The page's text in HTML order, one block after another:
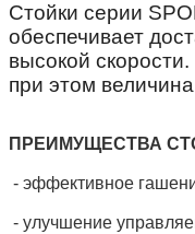
Стойки серии
обеспечивает
высокой
при этом
ПРЕИМУЩЕСТВА
- эффективное
- улучшение